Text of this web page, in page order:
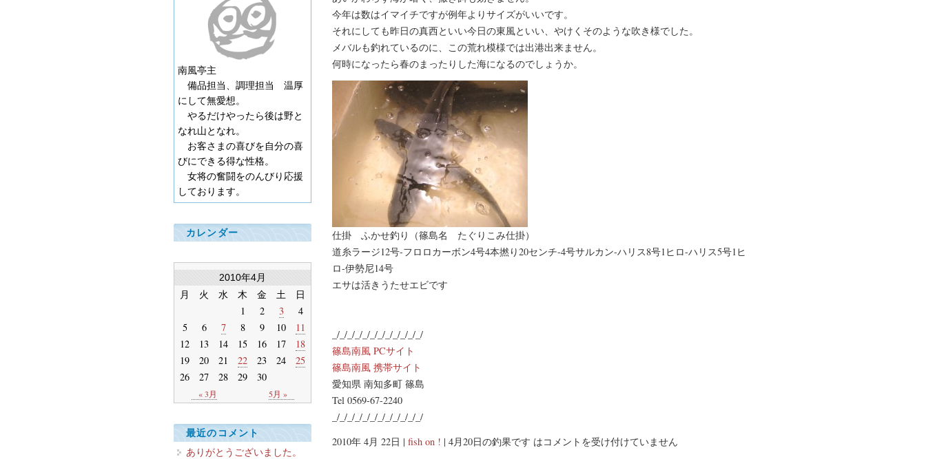
今年は数はイマイチですが例年よりサイズがいいです。
それにしても昨日の真西といい今日の東風といい、やけくそのような吹き様でした。
メバルも釣れているのに、この荒れ模様では出港出来ません。
何時になったら春のまったりした海になるのでしょうか。
仕掛 ふかせ釣り（篠島名 たぐりこみ仕掛）
道糸ラージ12号-フロロカーボン4号4本撚り20センチ-4号サルカン-ハリス8号1ヒロ-ハリス5号1ヒ
ロ-伊勢尼14号
エサは活きうたせエビです
_/_/_/_/_/_/_/_/_/_/_/_/
篠島南風 PCサイト
篠島南風 携帯サイト
愛知県 南知多町 篠島
Tel 0569-67-2240
_/_/_/_/_/_/_/_/_/_/_/_/
2010年 4月 22日 | fish on ! | 4月20日の釣果です はコメントを受け付けていません
南風亭主
備品担当、調理担当 温厚
にして無愛想。
やるだけやったら後は野と
なれ山となれ。
お客さまの喜びを自分の喜
びにできる得な性格。
女将の奮闘をのんびり応援
しております。
カレンダー
2010年4月
月 火 水 木 金 土 日
« 3月 5月 »
1 2 3
4
5
6 7 8 9 10
11
12
13 14 15 16 17
18
19
20 21 22 23 24
25
26
27 28 29 30
最近のコメント
ありがとうございました。